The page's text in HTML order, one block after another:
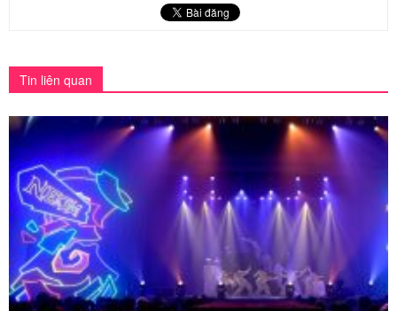
Tin liên quan